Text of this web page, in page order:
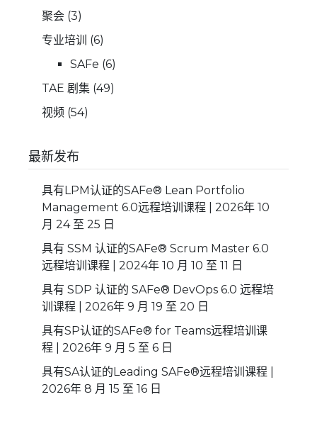
聚会(3)
专业培训 (6)
SAFe (6)
TAE 剧集(49)
视频(54)
最新发布
具有LPM认证的SAFe® Lean Portfolio
Management 6.0远程培训课程 | 2026年 10
月 24 至 25 日
具有 SSM 认证的SAFe® Scrum Master 6.0
远程培训课程 | 2024年 10 月 10 至 11 日
具有 SDP 认证的 SAFe® DevOps 6.0 远程培
训课程 | 2026年 9 月 19 至 20 日
具有SP认证的SAFe® for Teams远程培训课
程 | 2026年 9 月 5 至 6 日
具有SA认证的Leading SAFe®远程培训课程 |
2026年 8 月 15 至 16 日